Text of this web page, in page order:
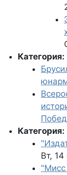
Категория:
Категория:
Вт,
"Мисс